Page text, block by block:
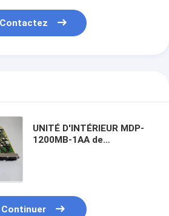
Contactez
UNITÉ D'INTÉRIEUR MDP-
1200MB-1AA de
Continuer